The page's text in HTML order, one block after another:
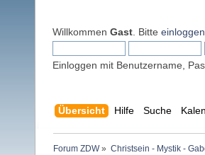
Willkommen Gast . Bitte einloggen
Einloggen mit Benutzername,
Übersicht Hilfe Suche
Forum ZDW» Christsein - Mystik -